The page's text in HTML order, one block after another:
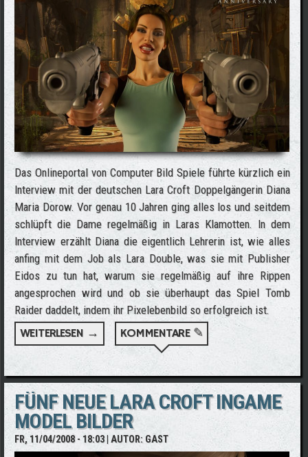
Das Onlineportal von Computer Bild Spiele führte kürzlich ein
Interview mit der deutschen Lara Croft Doppelgängerin Diana
Maria Dorow. Vor genau 10 Jahren ging alles los und seitdem
schlüpft die Dame regelmäßig in Laras Klamotten. In dem
Interview erzählt Diana die eigentlich Lehrerin ist, wie alles
anfing mit dem Job als Lara Double, was sie mit Publisher
Eidos zu tun hat, warum sie regelmäßig auf ihre Rippen
angesprochen wird und ob sie überhaupt das Spiel Tomb
Raider daddelt, indem ihr Pixelebenbild so erfolgreich ist.
WEITERLESEN →
ÜBER DAS DEUTSCHE LARA CROFT DOUBLE
DIANA DOROW IM INTERVIEW
KOMMENTARE ✎
FÜNF NEUE LARA CROFT INGAME
MODEL BILDER
FR, 11/04/2008 - 18:03| AUTOR: GAST